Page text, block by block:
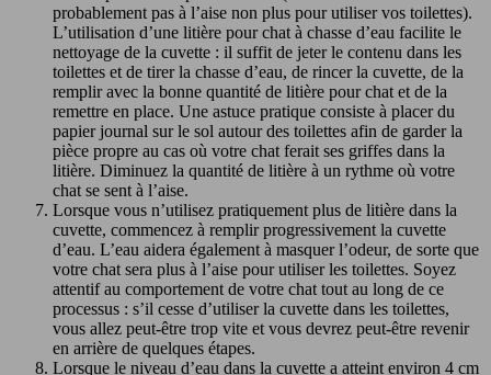
probablement pas à l’aise non plus pour utiliser vos toilettes).
L’utilisation d’une litière pour chat à chasse d’eau facilite le
nettoyage de la cuvette : il suffit de jeter le contenu dans les
toilettes et de tirer la chasse d’eau, de rincer la cuvette, de la
remplir avec la bonne quantité de litière pour chat et de la
remettre en place. Une astuce pratique consiste à placer du
papier journal sur le sol autour des toilettes afin de garder la
pièce propre au cas où votre chat ferait ses griffes dans la
litière. Diminuez la quantité de litière à un rythme où votre
chat se sent à l’aise.
Lorsque vous n’utilisez pratiquement plus de litière dans la
cuvette, commencez à remplir progressivement la cuvette
d’eau. L’eau aidera également à masquer l’odeur, de sorte que
votre chat sera plus à l’aise pour utiliser les toilettes. Soyez
attentif au comportement de votre chat tout au long de ce
processus : s’il cesse d’utiliser la cuvette dans les toilettes,
vous allez peut-être trop vite et vous devrez peut-être revenir
en arrière de quelques étapes.
Lorsque le niveau d’eau dans la cuvette a atteint environ 4 cm